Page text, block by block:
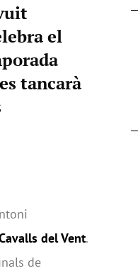
el
tancarà
del Vent.
de